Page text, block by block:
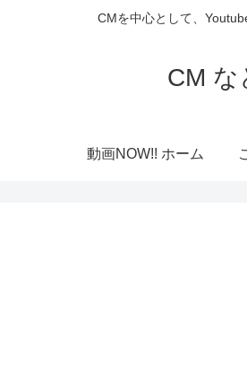
CMを中心として、
CM な
動画NOW!! ホーム